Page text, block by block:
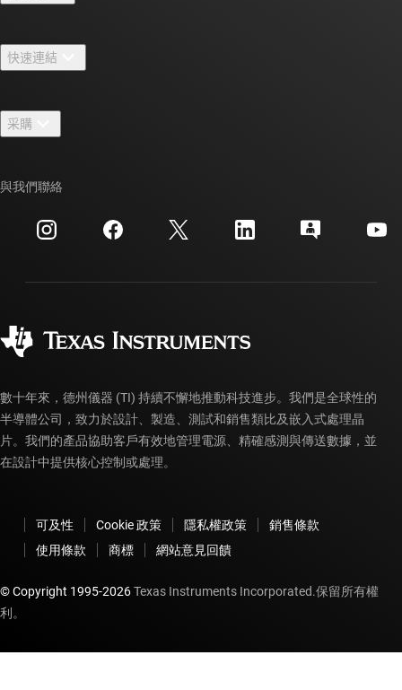
人才招募
新聞室
活動
投資人關系
快速連結
TI E2E™ 設計支援論壇
交互參考搜索
客戶支援中心
myTI 帳戶常見問題解答
采購
訂購 FAQ
與我們聯絡
數十年來，德州儀器 (TI) 持續不懈地推動科技進步。我們是全球性的
半導體公司，致力於設計、製造、測試和銷售類比及嵌入式處理晶
片。我們的產品協助客戶有效地管理電源、精確感測與傳送數據，並
在設計中提供核心控制或處理。
可及性 Cookie 政策 隱私權政策
銷售條款
使用條款
商標 網站意見回饋
© Copyright 1995-2026Texas Instruments Incorporated.保留所有權
利。